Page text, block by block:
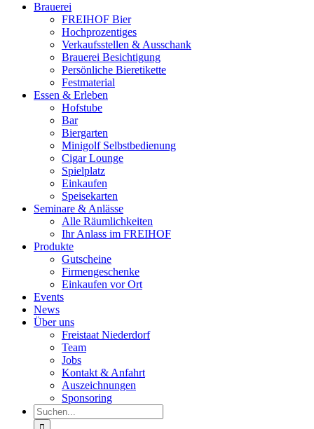
Brauerei
FREIHOF Bier
Hochprozentiges
Verkaufsstellen & Ausschank
Brauerei Besichtigung
Persönliche Bieretikette
Festmaterial
Essen & Erleben
Hofstube
Bar
Biergarten
Minigolf Selbstbedienung
Cigar Lounge
Spielplatz
Einkaufen
Speisekarten
Seminare & Anlässe
Alle Räumlichkeiten
Ihr Anlass im FREIHOF
Produkte
Gutscheine
Firmengeschenke
Einkaufen vor Ort
Events
News
Über uns
Freistaat Niederdorf
Team
Jobs
Kontakt & Anfahrt
Auszeichnungen
Sponsoring
Suche
nach: